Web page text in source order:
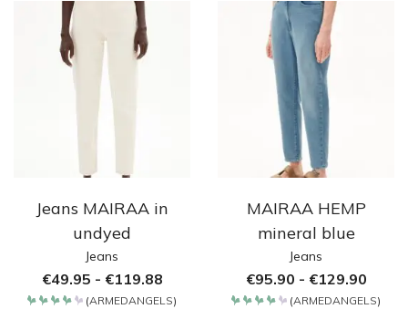
Jeans MAIRAA in
undyed
Jeans
€49.95 - €119.88
(ARMEDANGELS)
MAIRAA HEMP
mineral blue
Jeans
€95.90 - €129.90
(ARMEDANGELS)